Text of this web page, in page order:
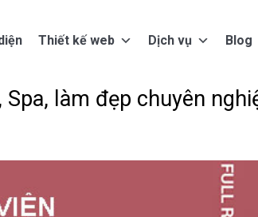
Thiết kế web Dịch vụ Blog
làm đẹp chuyên